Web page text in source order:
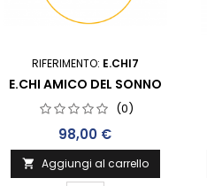
RIFERIMENTO: E.CHI7
E.CHI AMICO DEL SONNO
(0)
Prezzo
98,00 €
 Aggiungi al carrello